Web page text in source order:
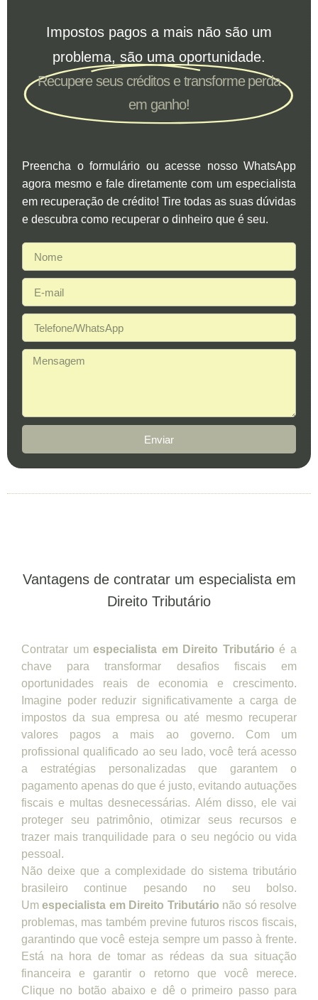
Impostos pagos a mais não são um
problema, são uma oportunidade.
Recupere seus créditos e transforme perda
em ganho!
Preencha o formulário ou acesse nosso WhatsApp
agora mesmo e fale diretamente com um especialista
em recuperação de crédito! Tire todas as suas dúvidas
e descubra como recuperar o dinheiro que é seu.
Enviar
Vantagens de contratar um especialista em
Direito Tributário
Contratar umespecialista em Direito Tributário é a
chave para transformar desafios fiscais em
oportunidades reais de economia e crescimento.
Imagine poder reduzir significativamente a carga de
impostos da sua empresa ou até mesmo recuperar
valores pagos a mais ao governo. Com um
profissional qualificado ao seu lado, você terá acesso
a estratégias personalizadas que garantem o
pagamento apenas do que é justo, evitando autuações
fiscais e multas desnecessárias. Além disso, ele vai
proteger seu patrimônio, otimizar seus recursos e
trazer mais tranquilidade para o seu negócio ou vida
pessoal.
Não deixe que a complexidade do sistema tributário
brasileiro continue pesando no seu bolso.
Umespecialista em Direito Tributário não só resolve
problemas, mas também previne futuros riscos fiscais,
garantindo que você esteja sempre um passo à frente.
Está na hora de tomar as rédeas da sua situação
financeira e garantir o retorno que você merece.
Clique no botão abaixo e dê o primeiro passo para